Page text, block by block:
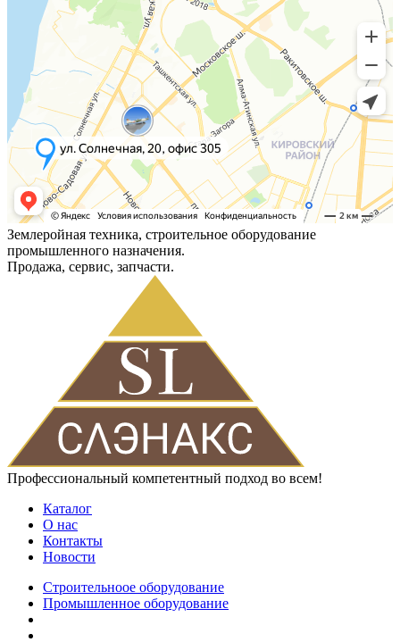
Землеройная техника, строительное оборудование
промышленного назначения.
Продажа, сервис, запчасти.
Профессиональный компетентный подход во всем!
Каталог
О нас
Контакты
Новости
Строительноое оборудование
Промышленное оборудование